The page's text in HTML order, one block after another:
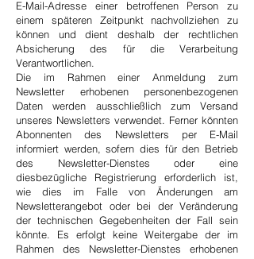
E-Mail-Adresse einer betroffenen Person zu
einem späteren Zeitpunkt nachvollziehen zu
können und dient deshalb der rechtlichen
Absicherung des für die Verarbeitung
Verantwortlichen.
Die im Rahmen einer Anmeldung zum
Newsletter erhobenen personenbezogenen
Daten werden ausschließlich zum Versand
unseres Newsletters verwendet. Ferner könnten
Abonnenten des Newsletters per E-Mail
informiert werden, sofern dies für den Betrieb
des Newsletter-Dienstes oder eine
diesbezügliche Registrierung erforderlich ist,
wie dies im Falle von Änderungen am
Newsletterangebot oder bei der Veränderung
der technischen Gegebenheiten der Fall sein
könnte. Es erfolgt keine Weitergabe der im
Rahmen des Newsletter-Dienstes erhobenen